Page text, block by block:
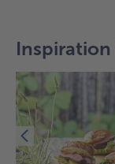
- 5 €
Inspiration